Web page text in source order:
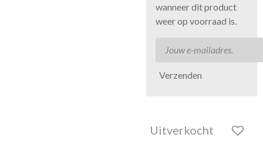
wanneer dit product
weer op voorraad is.
Verzenden
Uitverkocht